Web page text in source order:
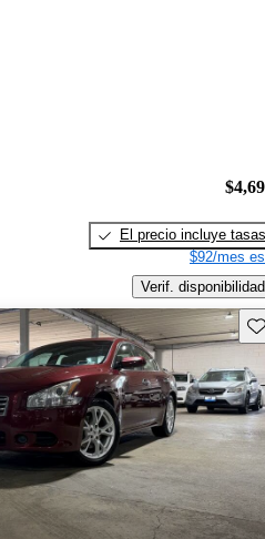
El precio incluye tasas
$92/mes
Verif. disponibilidad